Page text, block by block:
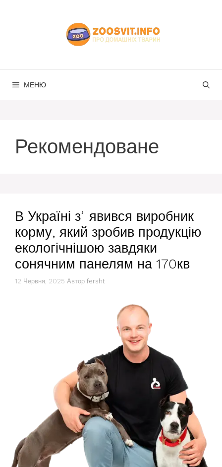
МЕНЮ
Рекомендоване
В Україні зʼявився виробник
корму, який зробив продукцію
екологічнішою завдяки
сонячним панелям на 170кв
12 Червня, 2025 Автор fersht